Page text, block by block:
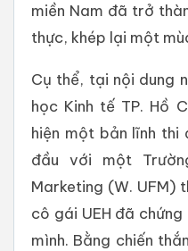
miền Nam đã trở
thực, khép lại một
Cụ thể, tại nội dung
học Kinh tế TP. Hồ
hiện một bản lĩnh thi
đầu với một
Marketing (W. UFM)
cô gái UEH đã
mình. Bằng chiến